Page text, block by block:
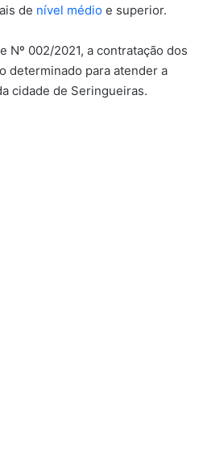
de nível médio e superior.
Nº 002/2021, a contratação dos
determinado para atender a
cidade de Seringueiras.